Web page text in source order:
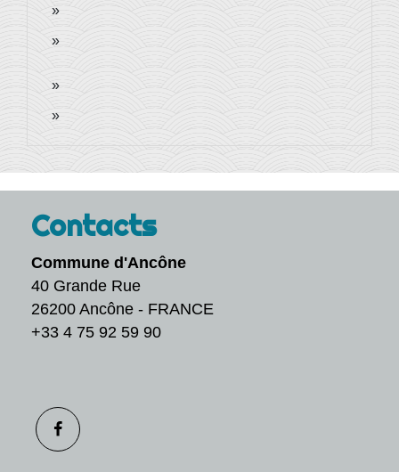
Contacts
Commune d'Ancône
40 Grande Rue
26200 Ancône - FRANCE
+33 4 75 92 59 90